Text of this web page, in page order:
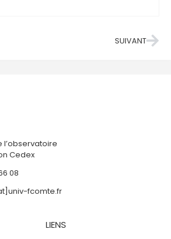
SUIVANT
l’observatoire
Cedex
08
fcomte.fr
LIENS